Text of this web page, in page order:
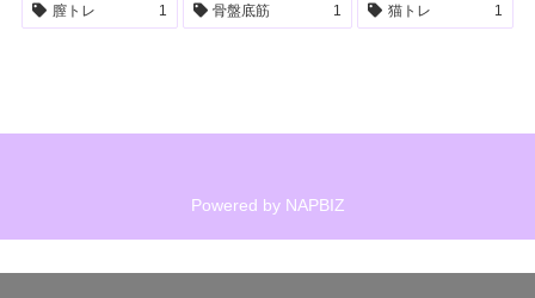
膣トレ 1 骨盤底筋 1 猫トレ 1
Powered by NAPBIZ